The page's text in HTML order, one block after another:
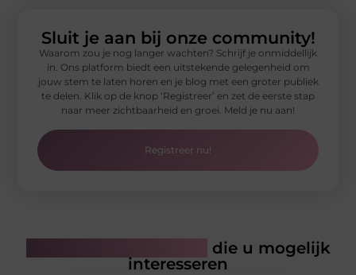
Sluit je aan bij onze community!
Waarom zou je nog langer wachten? Schrijf je onmiddellijk
in. Ons platform biedt een uitstekende gelegenheid om
jouw stem te laten horen en je blog met een groter publiek
te delen. Klik op de knop ‘Registreer’ en zet de eerste stap
naar meer zichtbaarheid en groei. Meld je nu aan!
Registreer nu!
die u mogelijk
interesseren